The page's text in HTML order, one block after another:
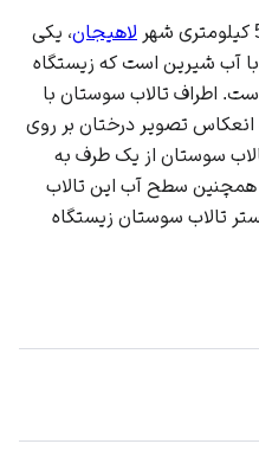
لاهیجان، یکی
با آب شیرین است که زیستگاه
اطراف تالاب سوستان با
تصویر درختان بر روی
سوستان از یک طرف به
همچنین سطح آب این تالاب
تالاب سوستان زیستگاه